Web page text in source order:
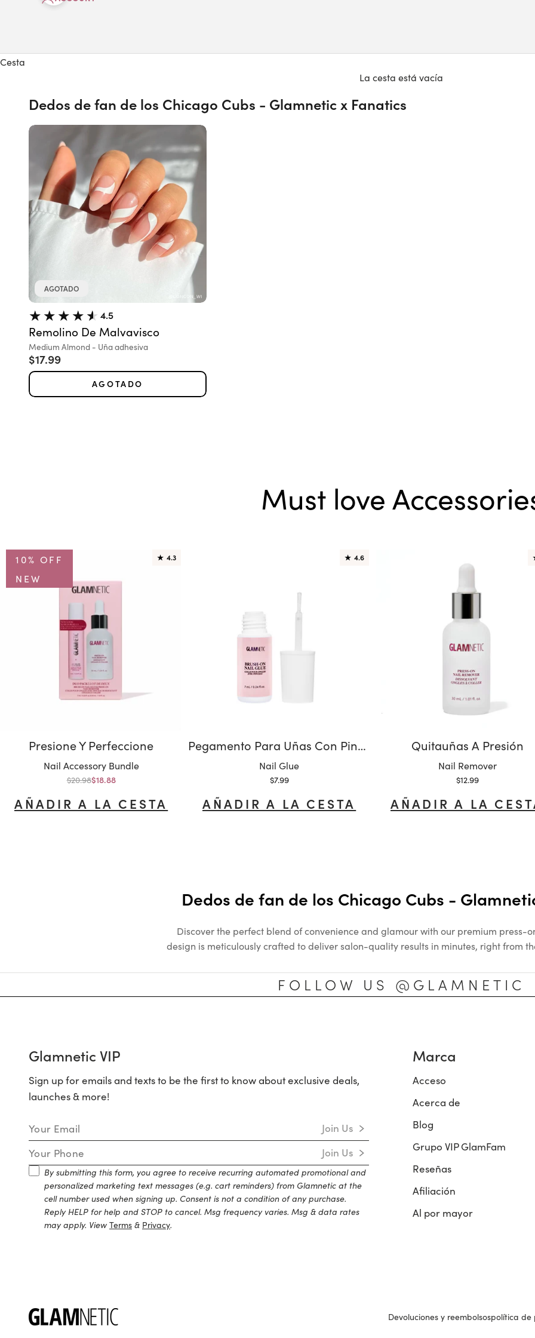
Cesta
La cesta está vacía
Dedos de fan de los Chicago Cubs - Glamnetic x Fanatics
AGOTADO
4.5
Remolino De Malvavisco
Variante:
Medium Almond - Uña adhesiva
Precio de oferta
$17.99
AGOTADO
Must love
10% OFF
NEW
★ 4.3
Presione Y Perfeccione
Variante:
Nail Accessory Bundle
Precio normal
$20.98Precio de oferta
$18.88
AÑADIR A LA CESTA
★ 4.6
Pegamento Para Uñas Con Pincel
Variante:
Nail Glue
Precio de oferta
$7.99
AÑADIR A LA CESTA
Quitauñas A Presión
Variante:
Nail Remover
Precio de oferta
$12.99
AÑADIR A LA
Dedos de fan de los Chicago Cubs -
Discover the perfect blend of convenience and glamour with our premium press-
design is meticulously crafted to deliver salon-quality results in minutes, right from
FOLLOW US @GLAMNETIC
Glamnetic VIP
Sign up for emails and texts to be the first to know about exclusive deals,
launches & more!
Email Address
Join Us
Mobile Number
Join Us
By submitting this form, you agree to receive recurring automated promotional and
personalized marketing text messages (e.g. cart reminders) from Glamnetic at the
cell number used when signing up. Consent is not a condition of any purchase.
Reply HELP for help and STOP to cancel. Msg frequency varies. Msg & data rates
may apply. View Terms & Privacy.
Marca
Acceso
Acerca de
Blog
Grupo VIP GlamFam
Reseñas
Afiliación
Al por mayor
Devoluciones y reembolsospolítica de